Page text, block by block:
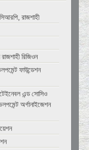
রাজশাহী
রিজিওন
ফাউন্ডেশন
এন্ড সোসিও
অর্গানাইজেশন